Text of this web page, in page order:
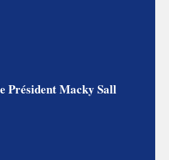
Président Macky Sall